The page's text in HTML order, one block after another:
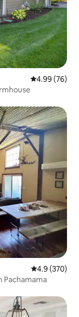
Meánrátáil
4.99 (76)
Meánrátáil
4.9 (370)
Pachamama